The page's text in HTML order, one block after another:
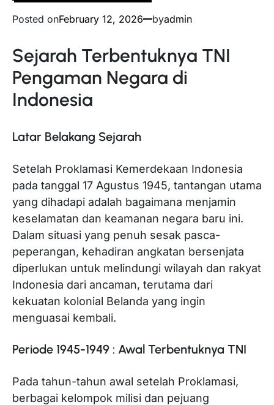
Posted onFebruary 12, 2026 byadmin
Sejarah Terbentuknya TNI
Pengaman Negara di
Indonesia
Latar Belakang Sejarah
Setelah Proklamasi Kemerdekaan Indonesia
pada tanggal 17 Agustus 1945, tantangan utama
yang dihadapi adalah bagaimana menjamin
keselamatan dan keamanan negara baru ini.
Dalam situasi yang penuh sesak pasca-
peperangan, kehadiran angkatan bersenjata
diperlukan untuk melindungi wilayah dan rakyat
Indonesia dari ancaman, terutama dari
kekuatan kolonial Belanda yang ingin
menguasai kembali.
Periode 1945-1949 : Awal Terbentuknya TNI
Pada tahun-tahun awal setelah Proklamasi,
berbagai kelompok milisi dan pejuang